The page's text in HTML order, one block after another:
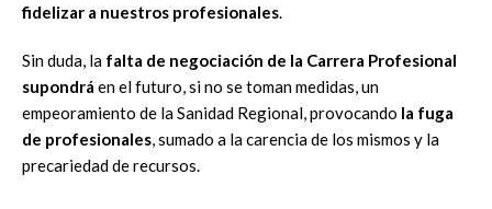
fidelizar a nuestros profesionales.
Sin duda, la falta de negociación de la Carrera Profesional
supondrá en el futuro, si no se toman medidas, un
empeoramiento de la Sanidad Regional, provocando la fuga
de profesionales, sumado a la carencia de los mismos y la
precariedad de recursos.